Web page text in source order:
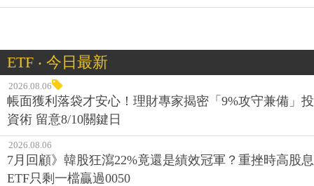
ETF ‧ 今日最新
2026.08.06
帳面獲利落袋才安心！理財專家揭密「9%攻守兼備」投
資術 留意8/10關鍵日
2026.08.06
7月回顧》韓股狂瀉22%竟還是績效冠軍？重挫時高股息
ETF只剩一檔贏過0050